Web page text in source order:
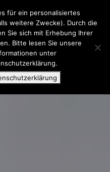
für ein personalisiertes
weitere Zwecke). Durch die
Sie sich mit Erhebung Ihrer
Bitte lesen Sie unsere
unter